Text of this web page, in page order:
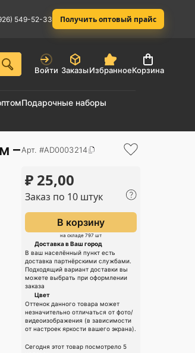
549-52-33 Получить оптовый прайс
Войти ЗаказыИзбранноеКорзина
Подарочные наборы
–Арт. #AD0003214
₽ 25,00
Заказ по 10 штук
В корзину
на складе 797 шт
Доставка в Ваш город
В ваш населённый пункт есть
доставка партнёрскими службами.
Подходящий вариант доставки вы
можете выбрать при оформлении
заказа
Цвет
Оттенок данного товара может
незначительно отличаться от фото/
видеоизображения (в зависимости
от настроек яркости вашего экрана).
Сегодня этот товар посмотрело 5